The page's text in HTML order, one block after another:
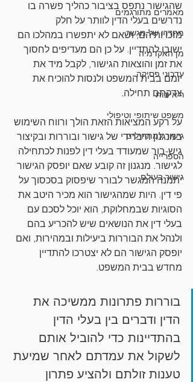
מאמרים מתורגמים
מחדרו של מגשר
מן האקדמיה
עדכוני פסיקה
ריאיונות
משפט שיתופי וטיפולי
גישור למתחילים
הספרייה
גישור בעולם
שהגישור נתפס בציבור כהליך פשרה בו
נדרשים בעלי הדין לוותר על חלק
מזכויותיהם, ושאם לא יתפשרו במהלכו הם
ישובו להתדיין. על כן הם מעדיפים לחסוך
את זמן והוצאות הגישור, לקבל מיד את
יומם בבית המשפט ולנסות להוכיח את
צדקתם תחילה.
על רקע המציאות הזאת הולך ורווח השימוש
במנגנון היברידי של גישור ובוררות ובקיצור
גיש-בור שמעודד בעלי דין לפנות לכתחילה
לגישור. מנגנון זה קובע שאם יופסק הגישור
יתמנה המגשר לבורר שיפסוק בסכסוך על
פי דין. היות שמהגישור הוא מכיר היטב את
הסוגיות שבמחלוקת, הוא יוכל לסכם עם
בעלי דין את הנושאים שיש להכריע בהם
ולנהל את הבוררות ביעילות ובמהירות, ואם
יופסק הגישור הם לא יצטרכו להתדיין
מחדש בבית המשפט.
בוררות פתרונות ממשיכה את
הדין ודברים בין בעלי הדין
בהתדיינות כדי להוביל אותם
לשקול את עמדתם לאחר שמיעת
טענות זולתם ולהציע פתרון